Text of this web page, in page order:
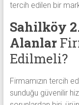
tercih edilen bir
Sahilköy
Alanlar
Edilmeli?
Firmamızın tercih
sunduğu güvenilir